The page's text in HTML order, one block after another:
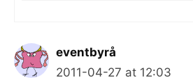
eventbyrå
2011-04-27 at 12:03